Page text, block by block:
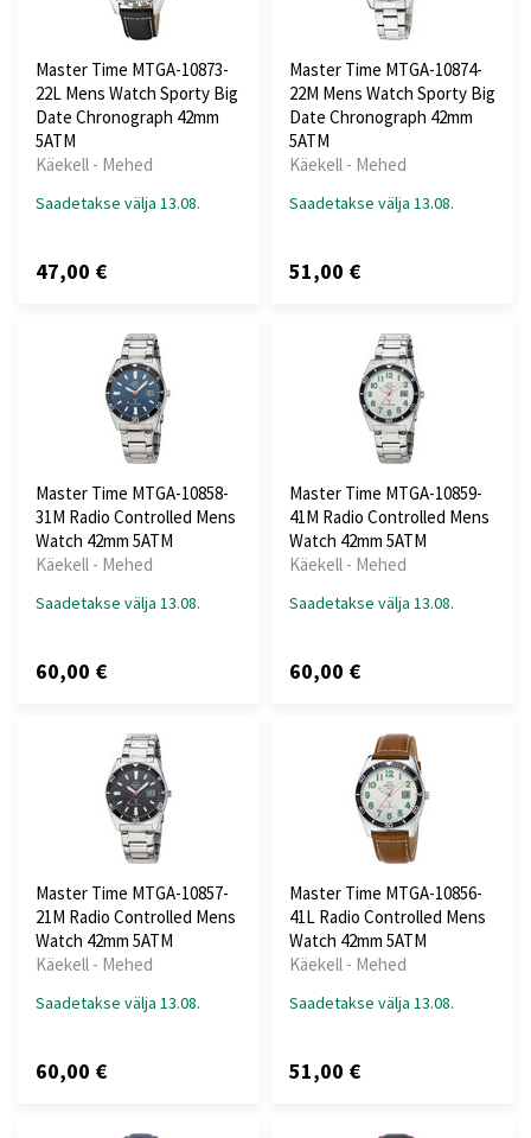
Master Time MTGA-10873-
22L Mens Watch Sporty Big
Date Chronograph 42mm
5ATM
Käekell - Mehed
Saadetakse välja 13.08.
47,00 €
Master Time MTGA-10874-
22M Mens Watch Sporty Big
Date Chronograph 42mm
5ATM
Käekell - Mehed
Saadetakse välja 13.08.
51,00 €
Master Time MTGA-10858-
31M Radio Controlled Mens
Watch 42mm 5ATM
Käekell - Mehed
Saadetakse välja 13.08.
60,00 €
Master Time MTGA-10859-
41M Radio Controlled Mens
Watch 42mm 5ATM
Käekell - Mehed
Saadetakse välja 13.08.
60,00 €
Master Time MTGA-10857-
21M Radio Controlled Mens
Watch 42mm 5ATM
Käekell - Mehed
Saadetakse välja 13.08.
60,00 €
Master Time MTGA-10856-
41L Radio Controlled Mens
Watch 42mm 5ATM
Käekell - Mehed
Saadetakse välja 13.08.
51,00 €